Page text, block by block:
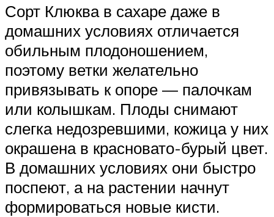
Сорт Клюква в сахаре даже в
домашних условиях отличается
обильным плодоношением,
поэтому ветки желательно
привязывать к опоре — палочкам
или колышкам. Плоды снимают
слегка недозревшими, кожица у них
окрашена в красновато-бурый цвет.
В домашних условиях они быстро
поспеют, а на растении начнут
формироваться новые кисти.